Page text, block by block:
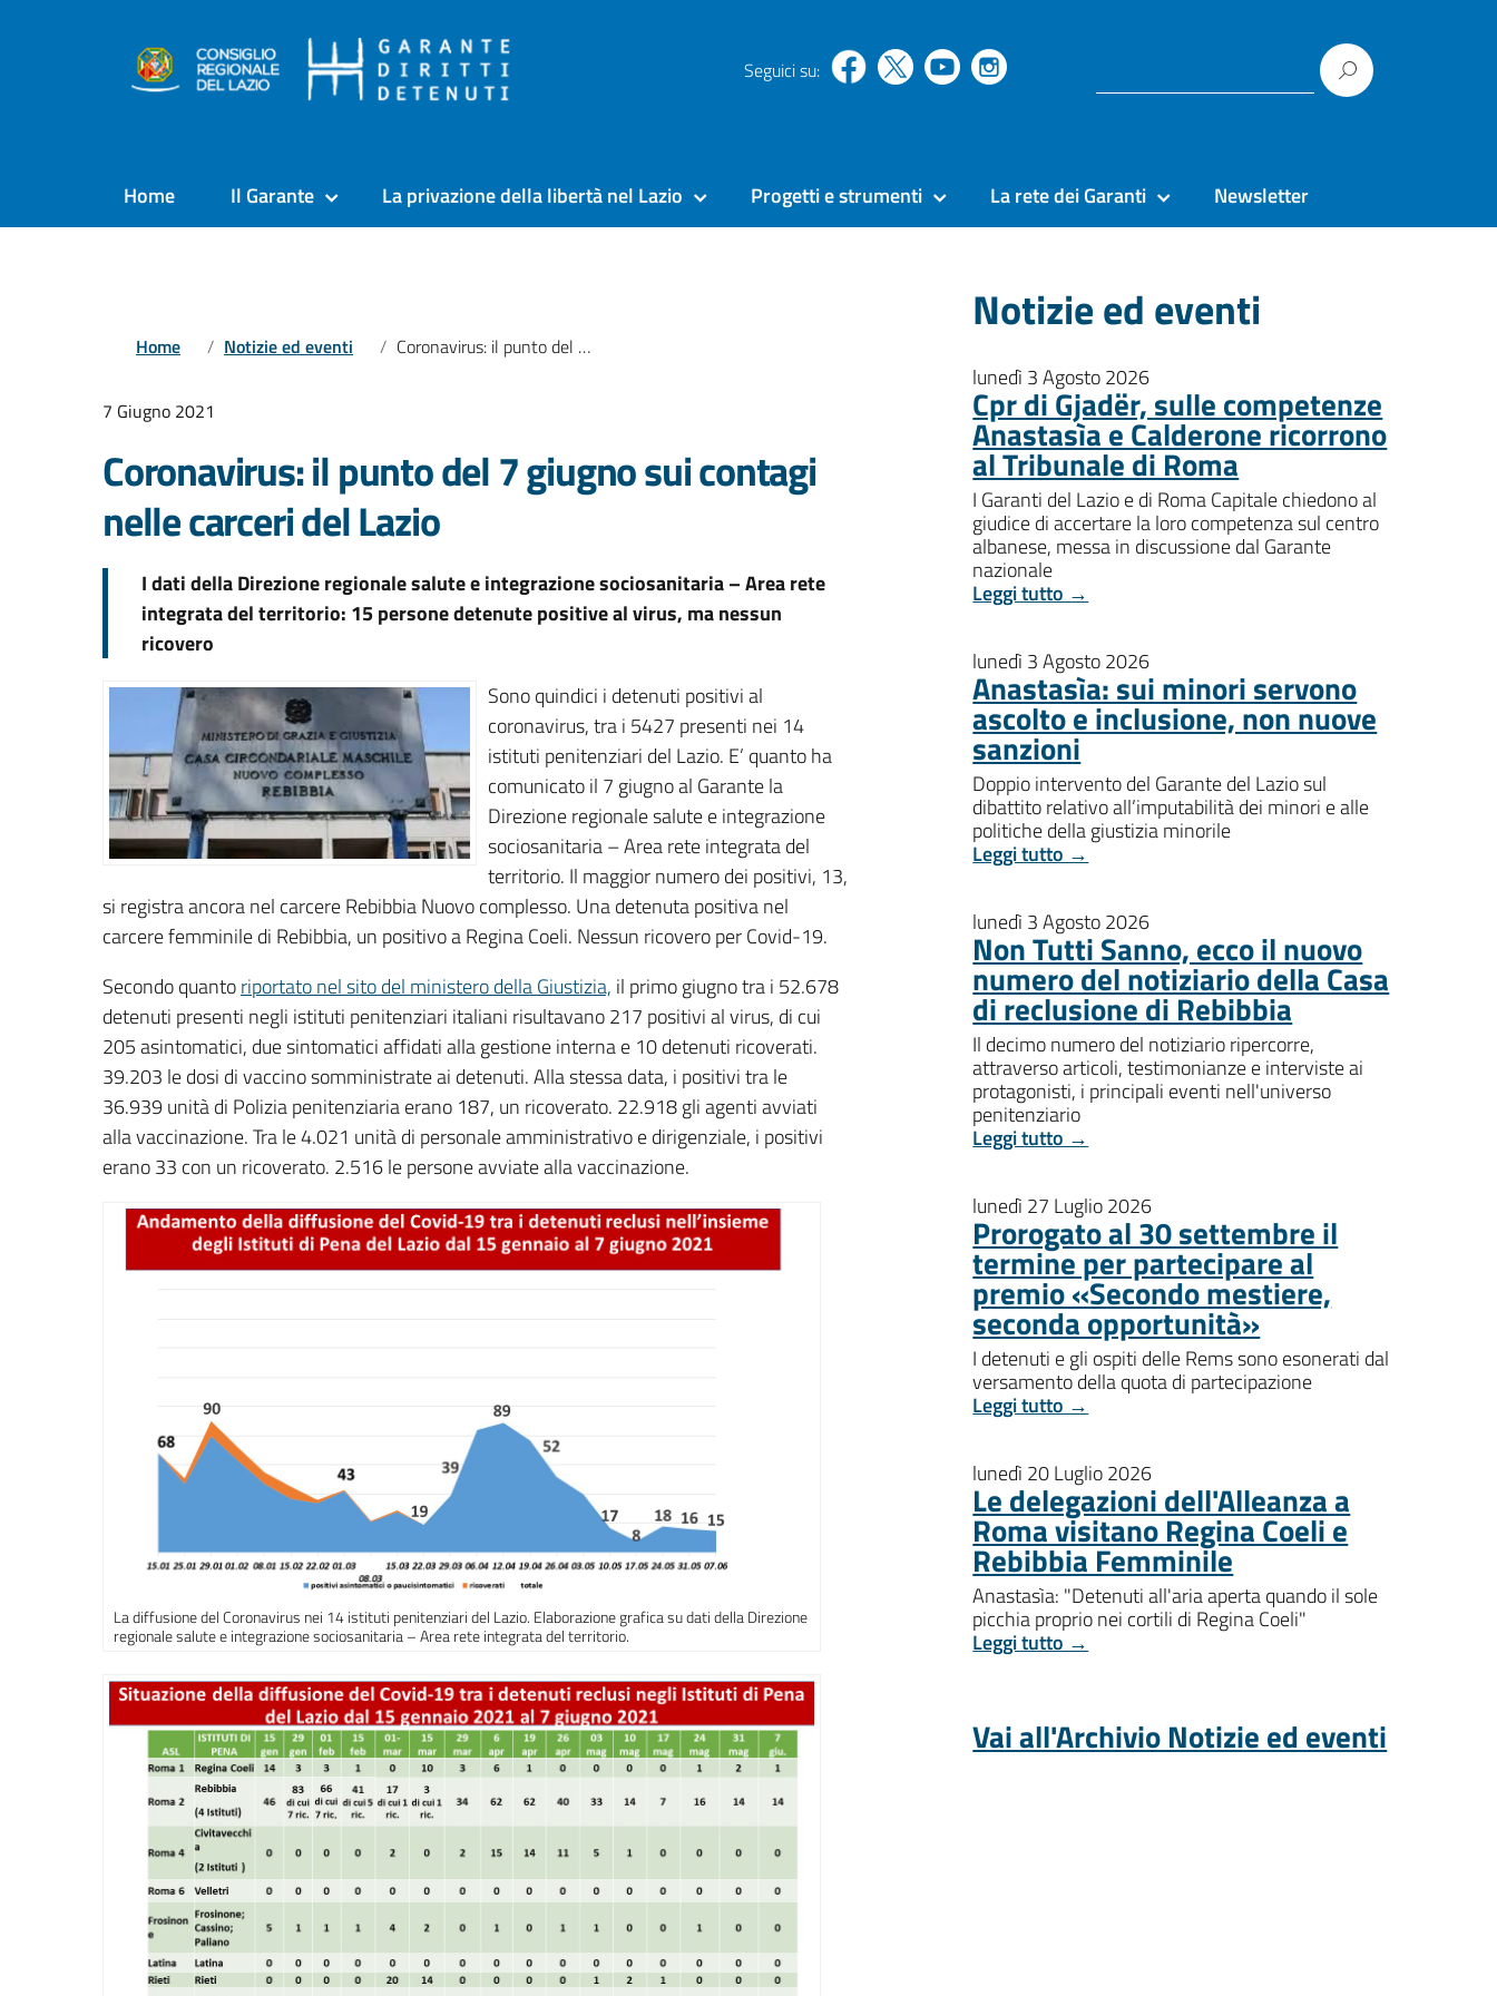
Seguici su:
Home Il Garante La privazione della libertà nel Lazio Progetti e strumenti La rete dei Garanti Newsletter
Home Notizie ed eventi Coronavirus: il punto del 7 giugno sui contagi nelle carceri del Lazio
7 Giugno 2021
Coronavirus: il punto del 7 giugno sui contagi
nelle carceri del Lazio
I dati della Direzione regionale salute e integrazione sociosanitaria – Area rete
integrata del territorio: 15 persone detenute positive al virus, ma nessun
ricovero
Sono quindici i detenuti positivi al
coronavirus, tra i 5427 presenti nei 14
istituti penitenziari del Lazio. E’ quanto ha
comunicato il 7 giugno al Garante la
Direzione regionale salute e integrazione
sociosanitaria – Area rete integrata del
territorio. Il maggior numero dei positivi, 13,
si registra ancora nel carcere Rebibbia Nuovo complesso. Una detenuta positiva nel
carcere femminile di Rebibbia, un positivo a Regina Coeli. Nessun ricovero per Covid-19.
Secondo quantoriportato nel sito del ministero della Giustizia, il primo giugno tra i 52.678
detenuti presenti negli istituti penitenziari italiani risultavano 217 positivi al virus, di cui
205 asintomatici, due sintomatici affidati alla gestione interna e 10 detenuti ricoverati.
39.203 le dosi di vaccino somministrate ai detenuti. Alla stessa data, i positivi tra le
36.939 unità di Polizia penitenziaria erano 187, un ricoverato. 22.918 gli agenti avviati
alla vaccinazione. Tra le 4.021 unità di personale amministrativo e dirigenziale, i positivi
erano 33 con un ricoverato. 2.516 le persone avviate alla vaccinazione.
La diffusione del Coronavirus nei 14 istituti penitenziari del Lazio. Elaborazione grafica su dati della Direzione
regionale salute e integrazione sociosanitaria – Area rete integrata del territorio.
Notizie ed eventi
lunedì 3 Agosto 2026
Cpr di Gjadër, sulle competenze
Anastasìa e Calderone ricorrono
al Tribunale di Roma
I Garanti del Lazio e di Roma Capitale chiedono al
giudice di accertare la loro competenza sul centro
albanese, messa in discussione dal Garante
nazionale
Leggi tutto →
lunedì 3 Agosto 2026
Anastasìa: sui minori servono
ascolto e inclusione, non nuove
sanzioni
Doppio intervento del Garante del Lazio sul
dibattito relativo all’imputabilità dei minori e alle
politiche della giustizia minorile
Leggi tutto →
lunedì 3 Agosto 2026
Non Tutti Sanno, ecco il nuovo
numero del notiziario della Casa
di reclusione di Rebibbia
Il decimo numero del notiziario ripercorre,
attraverso articoli, testimonianze e interviste ai
protagonisti, i principali eventi nell'universo
penitenziario
Leggi tutto →
lunedì 27 Luglio 2026
Prorogato al 30 settembre il
termine per partecipare al
premio «Secondo mestiere,
seconda opportunità»
I detenuti e gli ospiti delle Rems sono esonerati dal
versamento della quota di partecipazione
Leggi tutto →
lunedì 20 Luglio 2026
Le delegazioni dell'Alleanza a
Roma visitano Regina Coeli e
Rebibbia Femminile
Anastasìa: "Detenuti all'aria aperta quando il sole
picchia proprio nei cortili di Regina Coeli"
Leggi tutto →
Vai all'Archivio Notizie ed eventi